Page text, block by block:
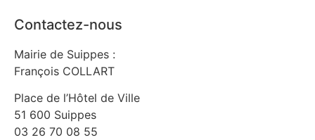
Contactez-nous
Mairie de Suippes :
François COLLART
Place de l’Hôtel de Ville
51 600 Suippes
03 26 70 08 55